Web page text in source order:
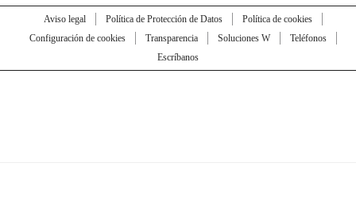
Aviso legal Política de Protección de Datos
Política de cookies
Configuración de cookies
Transparencia Soluciones W
Teléfonos
Escríbanos